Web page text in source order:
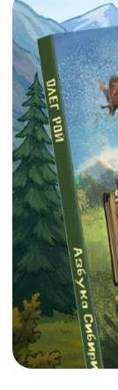
смотреть
уникальных
подобных которым
домой, Ваня и Варя
узнали, со всеми
прекрасной
Главные герои -
с оленёнком
уголкам
каждой главы
закрепить знания.
Графовой как